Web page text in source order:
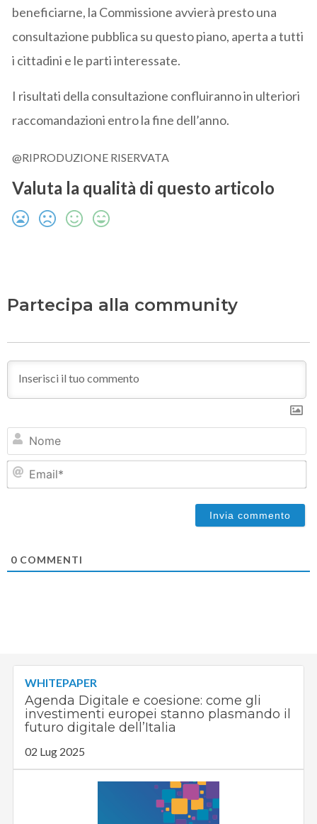
beneficiarne, la Commissione avvierà presto una
consultazione pubblica su questo piano, aperta a tutti
i cittadini e le parti interessate.
I risultati della consultazione confluiranno in ulteriori
raccomandazioni entro la fine dell’anno.
@RIPRODUZIONE RISERVATA
Valuta la qualità di questo articolo
Partecipa alla community
0 COMMENTI
WHITEPAPER
Agenda Digitale e coesione: come gli
investimenti europei stanno plasmando il
futuro digitale dell’Italia
02 Lug 2025